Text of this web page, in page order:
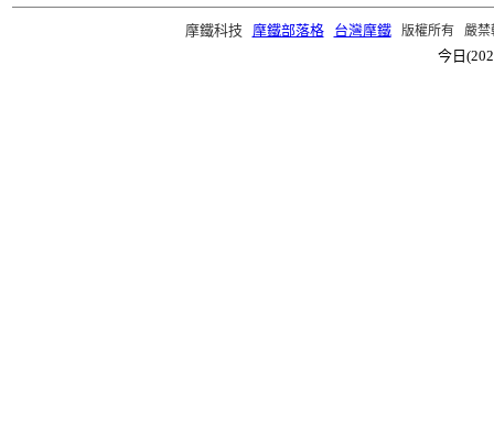
摩鐵科技 摩鐵部落格 台灣摩鐵版權所有 嚴禁
今日